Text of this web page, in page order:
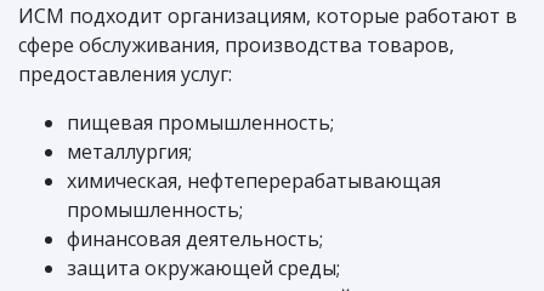
ИСМ подходит организациям, которые работают в
сфере обслуживания, производства товаров,
предоставления услуг:
пищевая промышленность;
металлургия;
химическая, нефтеперерабатывающая
промышленность;
финансовая деятельность;
защита окружающей среды;